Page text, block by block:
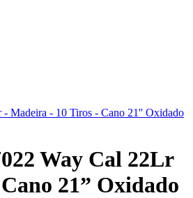
Madeira - 10 Tiros - Cano 21'' Oxidado
Way Cal 22Lr
21” Oxidado